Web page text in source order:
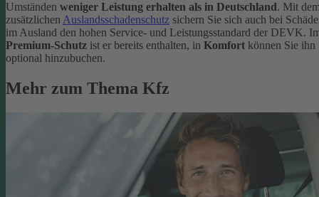
Umständen weniger Leistung erhalten als in Deutschland. Mit
zusätzlichenAuslandsschadenschutz sichern Sie sich auch bei
im Ausland den hohen Service- und Leistungsstandard der DEVK.
Premium-Schutz ist er bereits enthalten, in Komfort können Sie ihn
optional hinzubuchen.
Mehr zum Thema Kfz